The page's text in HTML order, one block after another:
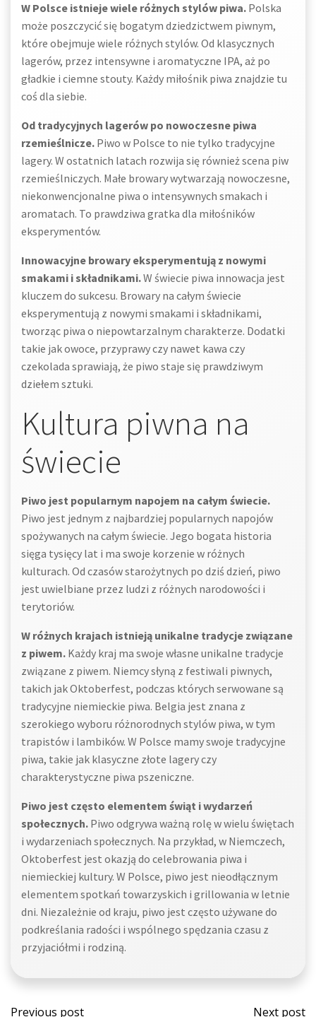
W Polsce istnieje wiele różnych stylów piwa. Polska
może poszczycić się bogatym dziedzictwem piwnym,
które obejmuje wiele różnych stylów. Od klasycznych
lagerów, przez intensywne i aromatyczne IPA, aż po
gładkie i ciemne stouty. Każdy miłośnik piwa znajdzie tu
coś dla siebie.
Od tradycyjnych lagerów po nowoczesne piwa
rzemieślnicze. Piwo w Polsce to nie tylko tradycyjne
lagery. W ostatnich latach rozwija się również scena piw
rzemieślniczych. Małe browary wytwarzają nowoczesne,
niekonwencjonalne piwa o intensywnych smakach i
aromatach. To prawdziwa gratka dla miłośników
eksperymentów.
Innowacyjne browary eksperymentują z nowymi
smakami i składnikami.W świecie piwa innowacja jest
kluczem do sukcesu. Browary na całym świecie
eksperymentują z nowymi smakami i składnikami,
tworząc piwa o niepowtarzalnym charakterze. Dodatki
takie jak owoce, przyprawy czy nawet kawa czy
czekolada sprawiają, że piwo staje się prawdziwym
dziełem sztuki.
Kultura piwna na
świecie
Piwo jest popularnym napojem na całym świecie.
Piwo jest jednym z najbardziej popularnych napojów
spożywanych na całym świecie. Jego bogata historia
sięga tysięcy lat i ma swoje korzenie w różnych
kulturach. Od czasów starożytnych po dziś dzień, piwo
jest uwielbiane przez ludzi z różnych narodowości i
terytoriów.
W różnych krajach istnieją unikalne tradycje związane
z piwem. Każdy kraj ma swoje własne unikalne tradycje
związane z piwem. Niemcy słyną z festiwali piwnych,
takich jak Oktoberfest, podczas których serwowane są
tradycyjne niemieckie piwa. Belgia jest znana z
szerokiego wyboru różnorodnych stylów piwa, w tym
trapistów i lambików. W Polsce mamy swoje tradycyjne
piwa, takie jak klasyczne złote lagery czy
charakterystyczne piwa pszeniczne.
Piwo jest często elementem świąt i wydarzeń
społecznych. Piwo odgrywa ważną rolę w wielu świętach
i wydarzeniach społecznych. Na przykład, w Niemczech,
Oktoberfest jest okazją do celebrowania piwa i
niemieckiej kultury. W Polsce, piwo jest nieodłącznym
elementem spotkań towarzyskich i grillowania w letnie
dni. Niezależnie od kraju, piwo jest często używane do
podkreślania radości i wspólnego spędzania czasu z
przyjaciółmi i rodziną.
Post
Previous post Post
Next post